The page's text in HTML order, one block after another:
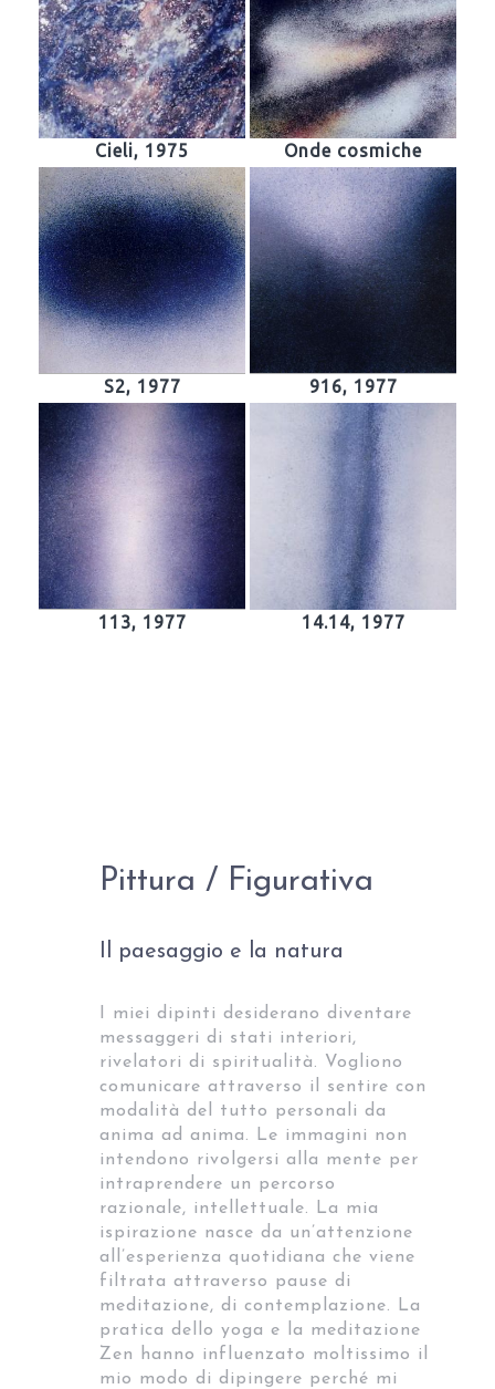
Cieli, 1975 Onde cosmiche
S2, 1977 916, 1977
113, 1977 14.14, 1977
Pittura / Figurativa
Il paesaggio e la natura
I miei dipinti desiderano diventare
messaggeri di stati interiori,
rivelatori di spiritualità. Vogliono
comunicare attraverso il sentire con
modalità del tutto personali da
anima ad anima. Le immagini non
intendono rivolgersi alla mente per
intraprendere un percorso
razionale, intellettuale. La mia
ispirazione nasce da un’attenzione
all’esperienza quotidiana che viene
filtrata attraverso pause di
meditazione, di contemplazione. La
pratica dello yoga e la meditazione
Zen hanno influenzato moltissimo il
mio modo di dipingere perché mi